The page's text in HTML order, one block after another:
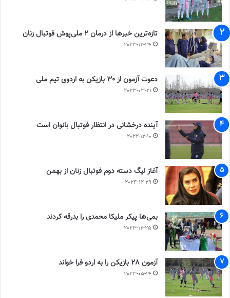
تازه‌ترین خبرها از درمان ۲ ملی‌پوش فوتبال زنان
2023-12-24
دعوت آزمون از 30 بازیکن به اردوی تیم ملی
2023-03-21
آینده درخشانی در انتظار فوتبال بانوان است
2022-12-10
آغاز لیگ دسته دوم فوتبال زنان از بهمن
2024-12-29
بمی‌ها پیکر ملیکا محمدی را بدرقه کردند
2023-12-25
آزمون 28 بازیکن را به اردو فرا خواند
2023-05-14